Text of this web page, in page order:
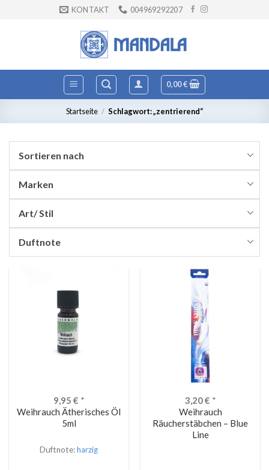
KONTAKT 004969292207
0,00€
Startseite / Schlagwort: „zentrierend“
Sortieren nach
Marken
Art/ Stil
Duftnote
9,95 € *
Weihrauch Ätherisches Öl
5ml
Duftnote:harzig
3,20€ *
Weihrauch
Räucherstäbchen – Blue
Line